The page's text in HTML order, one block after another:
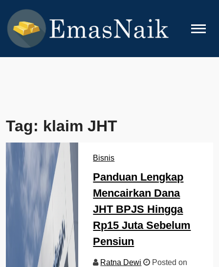
content
EMASNAIK
Topik Seputar Emas
Tag: klaim JHT
Bisnis
Panduan Lengkap
Mencairkan Dana
JHT BPJS Hingga
Rp15 Juta Sebelum
Pensiun
Ratna Dewi
Posted on